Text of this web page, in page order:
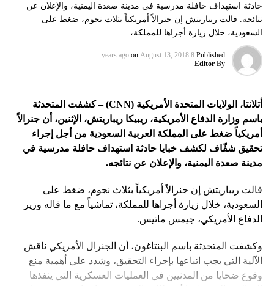
حادثة استهداف حافلة مدرسية في مدينة صعدة اليمنية، والإعلان عن
نتائجه. قالت ريباريتش إن جنرالاً أمريكياً بثلاث نجوم، ضغط على
السعودية، خلال زيارة أجراها للمملكة،…
Published
8 years ago
on August 13, 2018
By
Editor
أتلانتا، الولايات المتحدة الأمريكية (CNN) – كشفت المتحدثة
باسم وزارة الدفاع الأمريكية، ريبيكا ريباريتش، الإثنين، أن جنرالاً
أمريكياً ضغط على المملكة العربية السعودية من أجل إجراء
تحقيق شفّاف لكشف خبايا حادثة استهداف حافلة مدرسية في
مدينة صعدة اليمنية، والإعلان عن نتائجه.
قالت ريباريتش إن جنرالاً أمريكياً بثلاث نجوم، ضغط على
السعودية، خلال زيارة أجراها للمملكة، تماشياً مع ما قاله وزير
الدفاع الأمريكي، جيمس ماتيس.
وكشفت المتحدثة باسم البنتاغون، أن الجنرال الأمريكي ناقش
الآلية التي يجب اتباعها بإجراء التحقيق، وشدد على أهمية منع
وقوع ضحايا من المدنيين في العمليات العسكرية التي ينفذها